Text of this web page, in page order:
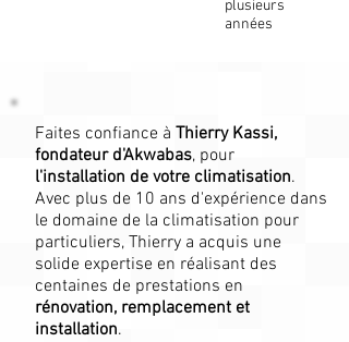
plusieurs
années
Faites confiance à Thierry Kassi,
fondateur d'Akwabas, pour
l'installation de votre climatisation.
Avec plus de 10 ans d'expérience dans
le domaine de la climatisation pour
particuliers, Thierry a acquis une
solide expertise en réalisant des
centaines de prestations en
rénovation, remplacement et
installation.